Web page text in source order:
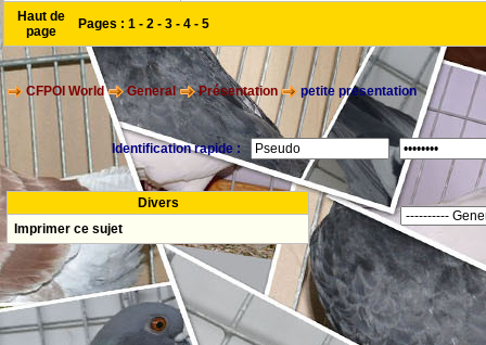
Haut de
page
Pages : 1 - 2 - 3 - 4 - 5
CFPOI World General Présentation petite presentation
Identification rapide :
Divers
Imprimer ce sujet